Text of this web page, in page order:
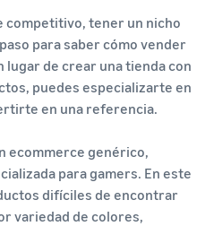
competitivo, tener un nicho
para saber cómo vender
lugar de crear una tienda con
puedes especializarte en
en una referencia.
ecommerce genérico,
para gamers. En este
difíciles de encontrar
variedad de colores,